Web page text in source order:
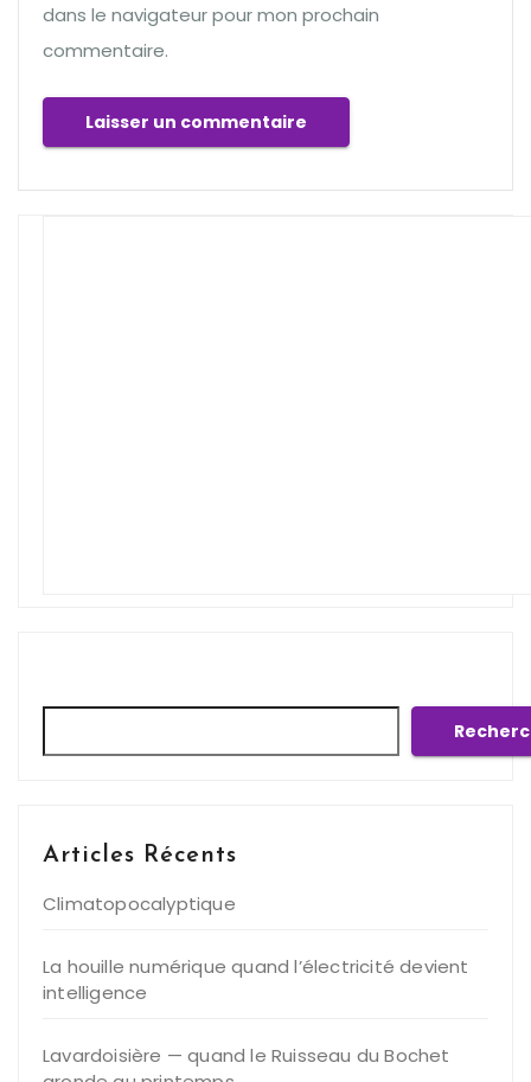
dans le navigateur pour mon prochain
commentaire.
Articles Récents
Climatopocalyptique
La houille numérique quand l’électricité devient
intelligence
Lavardoisière — quand le Ruisseau du Bochet